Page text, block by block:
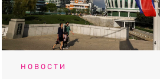
НОВОСТИ